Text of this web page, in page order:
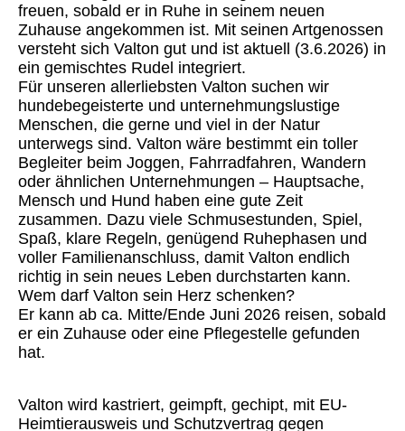
freuen, sobald er in Ruhe in seinem neuen
Zuhause angekommen ist. Mit seinen Artgenossen
versteht sich Valton gut und ist aktuell (3.6.2026) in
ein gemischtes Rudel integriert.
Für unseren allerliebsten Valton suchen wir
hundebegeisterte und unternehmungslustige
Menschen, die gerne und viel in der Natur
unterwegs sind. Valton wäre bestimmt ein toller
Begleiter beim Joggen, Fahrradfahren, Wandern
oder ähnlichen Unternehmungen – Hauptsache,
Mensch und Hund haben eine gute Zeit
zusammen. Dazu viele Schmusestunden, Spiel,
Spaß, klare Regeln, genügend Ruhephasen und
voller Familienanschluss, damit Valton endlich
richtig in sein neues Leben durchstarten kann.
Wem darf Valton sein Herz schenken?
Er kann ab ca. Mitte/Ende Juni 2026 reisen, sobald
er ein Zuhause oder eine Pflegestelle gefunden
hat.
Valton wird kastriert, geimpft, gechipt, mit EU-
Heimtierausweis und Schutzvertrag gegen